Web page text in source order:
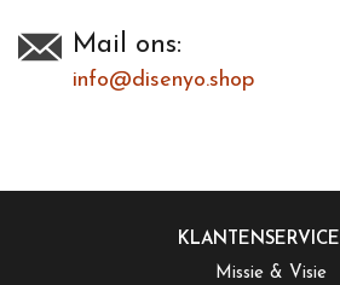
Mail ons:
info@disenyo.shop
KLANTENSERVICE
Missie & Visie